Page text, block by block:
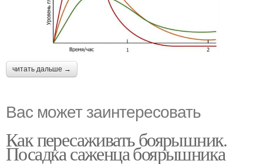
читать дальше →
Вас может заинтересовать
Как пересаживать боярышник.
Посадка саженца боярышника